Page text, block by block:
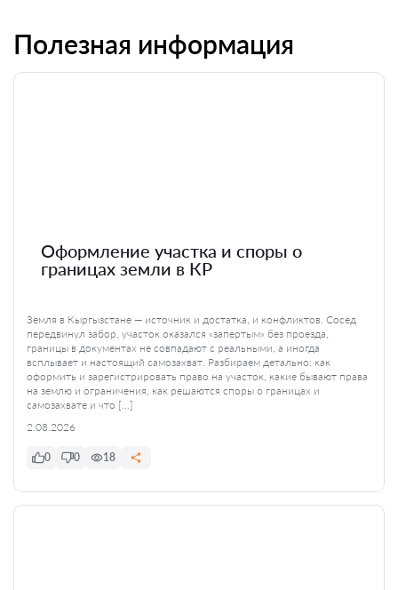
Полезная информация
Оформление участка и споры о
границах земли в КР
Земля в Кыргызстане — источник и достатка, и конфликтов. Сосед
передвинул забор, участок оказался «запертым» без проезда,
границы в документах не совпадают с реальными, а иногда
всплывает и настоящий самозахват. Разбираем детально: как
оформить и зарегистрировать право на участок, какие бывают права
на землю и ограничения, как решаются споры о границах и
самозахвате и что […]
2.08.2026
0 0 18